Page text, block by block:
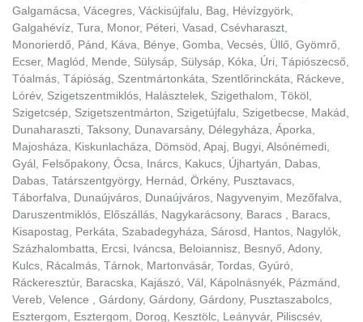
Galgamácsa, Vácegres, Váckisújfalu, Bag, Hévízgyörk,
Galgahévíz, Tura, Monor, Péteri, Vasad, Csévharaszt,
Monorierdő, Pánd, Káva, Bénye, Gomba, Vecsés, Üllő, Gyömrő,
Ecser, Maglód, Mende, Sülysáp, Sülysáp, Kóka, Úri, Tápiószecső,
Tóalmás, Tápióság, Szentmártonkáta, Szentlőrinckáta, Ráckeve,
Lórév, Szigetszentmiklós, Halásztelek, Szigethalom, Tököl,
Szigetcsép, Szigetszentmárton, Szigetújfalu, Szigetbecse, Makád,
Dunaharaszti, Taksony, Dunavarsány, Délegyháza, Áporka,
Majosháza, Kiskunlacháza, Dömsöd, Apaj, Bugyi, Alsónémedi,
Gyál, Felsőpakony, Ócsa, Inárcs, Kakucs, Újhartyán, Dabas,
Dabas, Tatárszentgyörgy, Hernád, Örkény, Pusztavacs,
Táborfalva, Dunaújváros, Dunaújváros, Nagyvenyim, Mezőfalva,
Daruszentmiklós, Előszállás, Nagykarácsony, Baracs , Baracs,
Kisapostag, Perkáta, Szabadegyháza, Sárosd, Hantos, Nagylók,
Százhalombatta, Ercsi, Iváncsa, Beloiannisz, Besnyő, Adony,
Kulcs, Rácalmás, Tárnok, Martonvásár, Tordas, Gyúró,
Ráckeresztúr, Baracska, Kajászó, Vál, Kápolnásnyék, Pázmánd,
Vereb, Velence , Gárdony, Gárdony, Gárdony, Pusztaszabolcs,
Esztergom, Esztergom, Dorog, Kesztölc, Leányvár, Piliscsév,